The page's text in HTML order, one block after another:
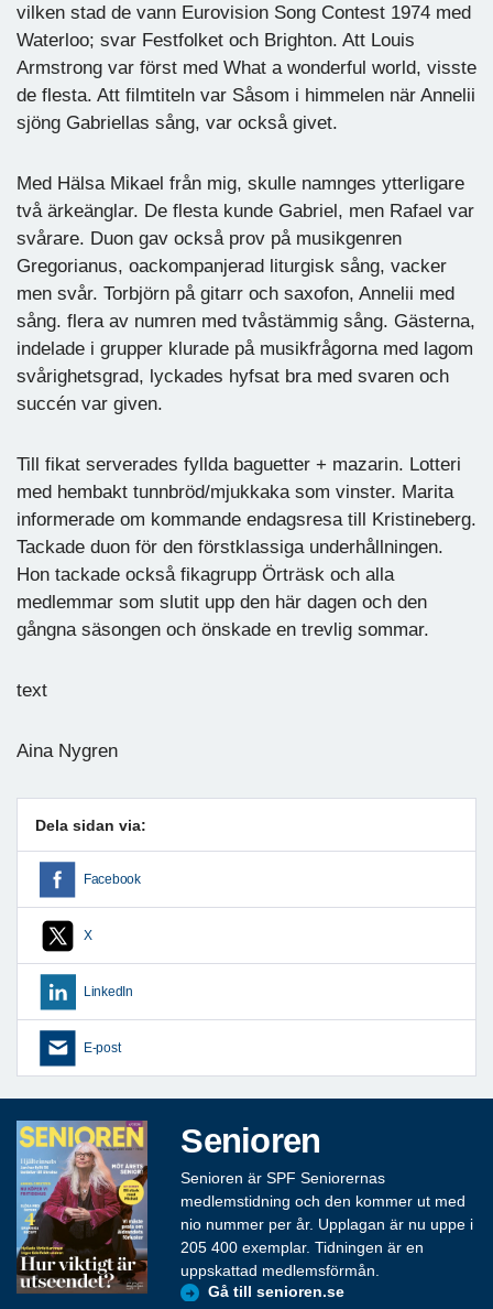
vilken stad de vann Eurovision Song Contest 1974 med
Waterloo; svar Festfolket och Brighton. Att Louis
Armstrong var först med What a wonderful world, visste
de flesta. Att filmtiteln var Såsom i himmelen när Annelii
sjöng Gabriellas sång, var också givet.
Med Hälsa Mikael från mig, skulle namnges ytterligare
två ärkeänglar. De flesta kunde Gabriel, men Rafael var
svårare. Duon gav också prov på musikgenren
Gregorianus, oackompanjerad liturgisk sång, vacker
men svår. Torbjörn på gitarr och saxofon, Annelii med
sång. flera av numren med tvåstämmig sång. Gästerna,
indelade i grupper klurade på musikfrågorna med lagom
svårighetsgrad, lyckades hyfsat bra med svaren och
succén var given.
Till fikat serverades fyllda baguetter + mazarin. Lotteri
med hembakt tunnbröd/mjukkaka som vinster. Marita
informerade om kommande endagsresa till Kristineberg.
Tackade duon för den förstklassiga underhållningen.
Hon tackade också fikagrupp Örträsk och alla
medlemmar som slutit upp den här dagen och den
gångna säsongen och önskade en trevlig sommar.
text
Aina Nygren
Dela sidan via:
Facebook
X
LinkedIn
E-post
Senioren
Senioren är SPF Seniorernas
medlemstidning och den kommer ut med
nio nummer per år. Upplagan är nu uppe i
205 400 exemplar. Tidningen är en
uppskattad medlemsförmån.
Gå till senioren.se